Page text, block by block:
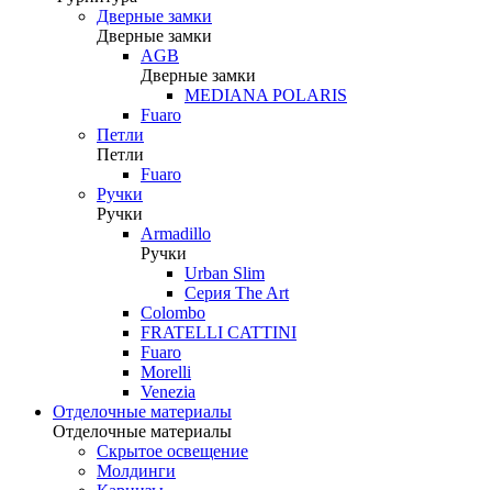
Дверные замки
Дверные замки
AGB
Дверные замки
MEDIANA POLARIS
Fuaro
Петли
Петли
Fuaro
Ручки
Ручки
Armadillo
Ручки
Urban Slim
Серия The Art
Colombo
FRATELLI CATTINI
Fuaro
Morelli
Venezia
Отделочные материалы
Отделочные материалы
Скрытое освещение
Молдинги